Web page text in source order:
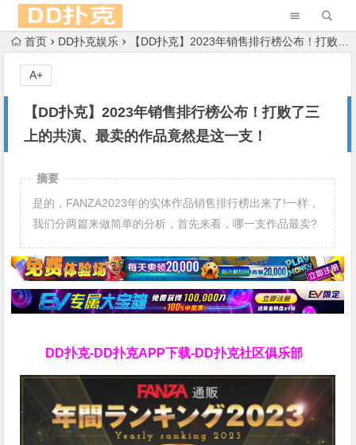
首页 DD扑克娱乐 【DD扑克】2023年销售排行榜公布！打败了三上的共演、最卖的作品竟然是这一支！
【DD扑克】2023年销售排行榜公布！打败了三
上的共演、最卖的作品竟然是这一支！
A+
摘要
是的，FANZA2023年的实体作品销售排行榜出来了!一样，
我们分两篇来做简单的分析，首先来看，哪一支作品最卖?
DD扑克-DD扑克APP下载-DD扑克社区俱乐部